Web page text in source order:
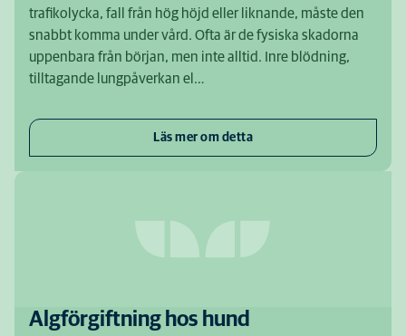
trafikolycka, fall från hög höjd eller liknande, måste den
snabbt komma under vård. Ofta är de fysiska skadorna
uppenbara från början, men inte alltid. Inre blödning,
tilltagande lungpåverkan el…
Läs mer om detta
Algförgiftning hos hund